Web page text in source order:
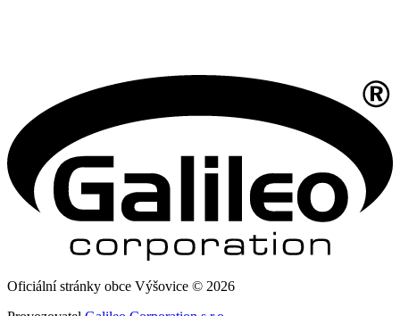
Oficiální stránky obce Výšovice © 2026